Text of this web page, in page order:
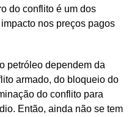
do conflito é um dos
nos preços pagos
petróleo dependem da
armado, do bloqueio do
do conflito para
Então, ainda não se tem